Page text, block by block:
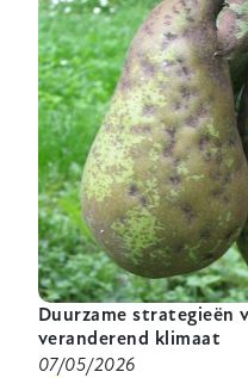
Duurzame strategieën
veranderend klimaat
07/05/2026